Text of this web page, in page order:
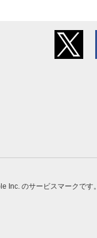
Inc. のサービスマークです。